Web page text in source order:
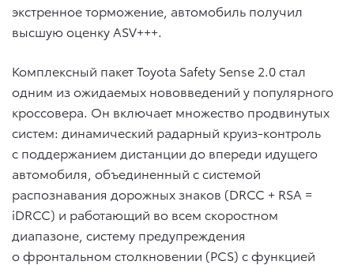
экстренное торможение, автомобиль получил
высшую оценку ASV+++.
Комплексный пакет Toyota Safety Sense 2.0 стал
одним из ожидаемых нововведений у популярного
кроссовера. Он включает множество продвинутых
систем: динамический радарный круиз-контроль
с поддержанием дистанции до впереди идущего
автомобиля, объединенный с системой
распознавания дорожных знаков (DRCC + RSA =
iDRCC) и работающий во всем скоростном
диапазоне, систему предупреждения
о фронтальном столкновении (PCS) с функцией